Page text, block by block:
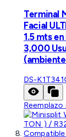
Terminal
Facial
1.5 mts
3,000
DS-
Reemplazo